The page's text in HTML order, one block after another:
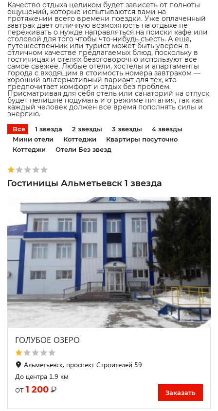
Качество отдыха целиком будет зависеть от полноты
ощущений, которые испытываются вами на
протяжении всего времени поездки. Уже оплаченный
завтрак дает отличную возможность на отдыхе не
переживать о нужде направляться на поиски кафе или
столовой для того чтобы что-нибудь съесть. А еще,
путешественник или турист может быть уверен в
отличном качестве предлагаемых блюд, поскольку в
гостиницах и отелях безоговорочно используют все
самое свежее. Любые отели, хостелы и апартаменты
города с входящим в стоимость номера завтраком —
хороший альтернативный вариант для тех, кто
предпочитает комфорт и отдых без проблем.
Присматривая для себя отель или санаторий на отпуск,
будет нелишне подумать и о режиме питания, так как
каждый человек должен все время пополнять силы и
энергию.
Все 1 звезда 2 звезды 3 звезды
4 звезды
Мини отели
Коттеджи
Квартиры посуточно
Коттеджи
Отели Без звезд
Гостиницы Альметьевск 1 звезда
ГОЛУБОЕ ОЗЕРО
Альметьевск, проспект Строителей 59
До центра 1.9 км
от 1 200 ₽ Заказать